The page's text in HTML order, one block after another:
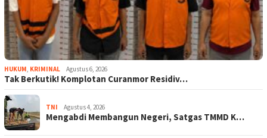
HUKUM, KRIMINAL Agustus 6, 2026
Tak Berkutik! Komplotan Curanmor Residiv…
TNI Agustus 4, 2026
Mengabdi Membangun Negeri, Satgas TMMD K…